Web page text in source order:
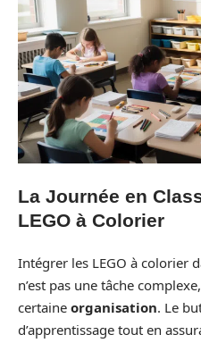
La Journée en
LEGO à Colorier
Intégrer les LEGO à colorier
n’est pas une tâche
certaine organisation. Le
d’apprentissage tout en